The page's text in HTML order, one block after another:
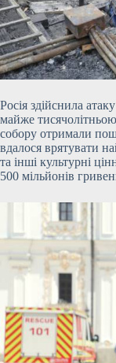
Росія здійснила
майже
собору отримали
вдалося врятувати
та інші культурні
500 мільйонів